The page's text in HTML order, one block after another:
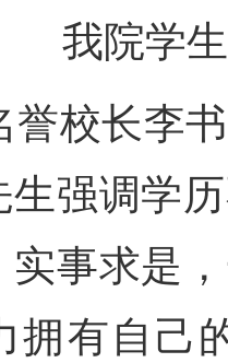
我院学
校长李
生强调学
实事求是
拥有自己